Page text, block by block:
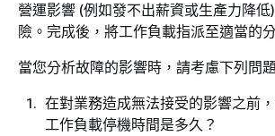
營運影響 (例如發不出薪資或生產力降
險。完成後，將工作負載指派至適當的
當您分析故障的影響時，請考慮下列問題
在對業務造成無法接受的影響之前
工作負載停機時間是多久？